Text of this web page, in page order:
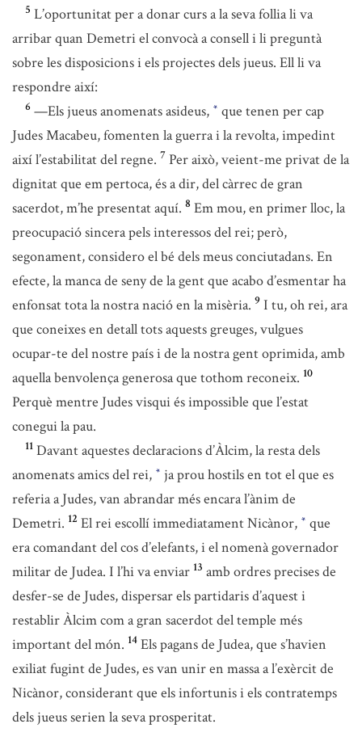
5 L’oportunitat per a donar curs a la seva follia li va
arribar quan Demetri el convocà a consell i li preguntà
sobre les disposicions i els projectes dels jueus. Ell li va
respondre així:
6 —Els jueus anomenats asideus, * que tenen per cap
Judes Macabeu, fomenten la guerra i la revolta, impedint
així l’estabilitat del regne. 7 Per això, veient-me privat de la
dignitat que em pertoca, és a dir, del càrrec de gran
sacerdot, m’he presentat aquí. 8 Em mou, en primer lloc, la
preocupació sincera pels interessos del rei; però,
segonament, considero el bé dels meus conciutadans. En
efecte, la manca de seny de la gent que acabo d’esmentar ha
enfonsat tota la nostra nació en la misèria. 9 I tu, oh rei, ara
que coneixes en detall tots aquests greuges, vulgues
ocupar-te del nostre país i de la nostra gent oprimida, amb
aquella benvolença generosa que tothom reconeix. 10
Perquè mentre Judes visqui és impossible que l’estat
conegui la pau.
11 Davant aquestes declaracions d’Àlcim, la resta dels
anomenats amics del rei, * ja prou hostils en tot el que es
referia a Judes, van abrandar més encara l’ànim de
Demetri. 12 El rei escollí immediatament Nicànor, * que
era comandant del cos d’elefants, i el nomenà governador
militar de Judea. I l’hi va enviar 13 amb ordres precises de
desfer-se de Judes, dispersar els partidaris d’aquest i
restablir Àlcim com a gran sacerdot del temple més
important del món. 14 Els pagans de Judea, que s’havien
exiliat fugint de Judes, es van unir en massa a l’exèrcit de
Nicànor, considerant que els infortunis i els contratemps
dels jueus serien la seva prosperitat.